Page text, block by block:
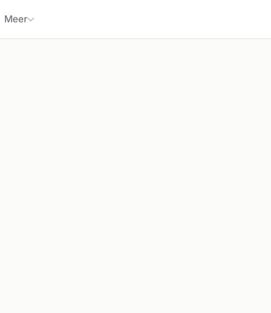
Meer